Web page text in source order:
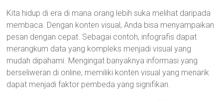
Kita hidup di era di mana orang lebih suka melihat daripada
membaca. Dengan konten visual, Anda bisa menyampaikan
pesan dengan cepat. Sebagai contoh, infografis dapat
merangkum data yang kompleks menjadi visual yang
mudah dipahami. Mengingat banyaknya informasi yang
berseliweran di online, memiliki konten visual yang menarik
dapat menjadi faktor pembeda yang signifikan.